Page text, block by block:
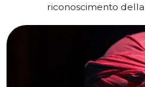
riconoscimento